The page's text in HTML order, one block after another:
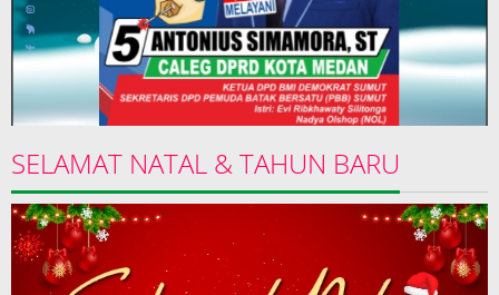
SELAMAT NATAL & TAHUN BARU